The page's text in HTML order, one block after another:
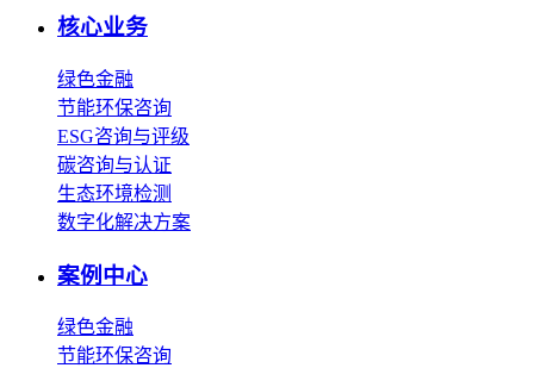
核心业务
绿色金融
节能环保咨询
ESG咨询与评级
碳咨询与认证
生态环境检测
数字化解决方案
案例中心
绿色金融
节能环保咨询